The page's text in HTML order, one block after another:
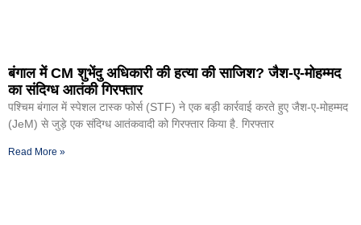
बंगाल में CM शुभेंदु अधिकारी की हत्या की साजिश? जैश-ए-मोहम्मद
का संदिग्ध आतंकी गिरफ्तार
पश्चिम बंगाल में स्पेशल टास्क फोर्स (STF) ने एक बड़ी कार्रवाई करते हुए जैश-ए-मोहम्मद
(JeM) से जुड़े एक संदिग्ध आतंकवादी को गिरफ्तार किया है. गिरफ्तार
Read More »